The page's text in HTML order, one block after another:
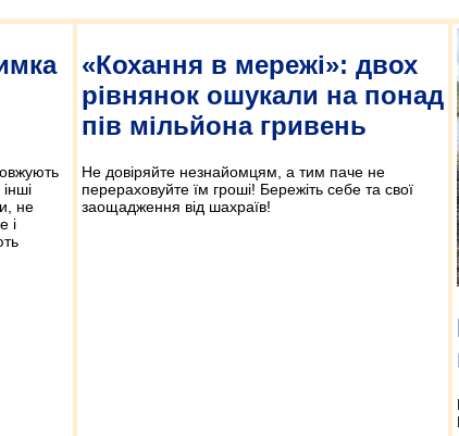
не
і
«Кохання в мережі»: двох
рівнянок ошукали на понад
пів мільйона гривень
Не довіряйте незнайомцям, а тим паче не
перераховуйте їм гроші! Бережіть себе та свої
заощадження від шахраїв!